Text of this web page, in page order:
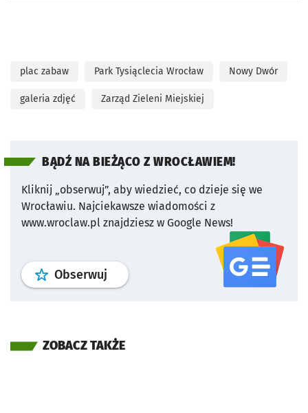
plac zabaw Park Tysiąclecia Wrocław Nowy Dwór
galeria zdjęć Zarząd Zieleni Miejskiej
BĄDŹ NA BIEŻĄCO Z WROCŁAWIEM!
Kliknij „obserwuj”, aby wiedzieć, co dzieje się we
Wrocławiu. Najciekawsze wiadomości z
www.wroclaw.pl znajdziesz w Google News!
Obserwuj profil serwisu
ZOBACZ TAKŻE